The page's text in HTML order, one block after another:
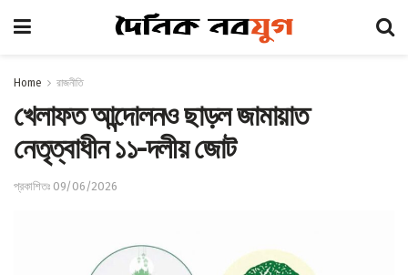
Home রাজনীতি
খেলাফত আন্দোলনও ছাড়ল জামায়াত
নেতৃত্বাধীন ১১-দলীয় জোট
প্রকাশিতঃ 09/06/2026